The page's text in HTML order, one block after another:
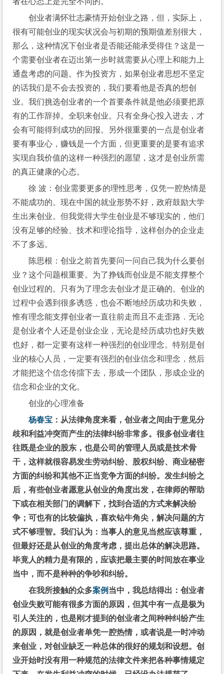
创业者满怀壮志豪情开始创业之路，但，实际上，
很有可能创业的现实状况会与初期的预期值差别很大，
那么，这种情况下创业者是否能还能承受得住？这是一
个需要创业者在迈出第一步时就需要从心理上和能力上
通盘考虑的问题。作为投资方，如果创业者思想不坚定
的话我们是不会去投资的，我们要看他是否真的想创
业。我们挑选创业者的一个首要条件就是他必须要把原
有的工作辞掉。全职来创业。只有全身心投入进去，才
会有可能得到成功的回报。另外很重要的一点是创业者
要有事业心，赚钱是一个方面，但更重要的是要有追求
实现自我价值的这样一种强烈的愿望，这才是创业所需
的真正健康的心态。
徐 波：创业需要更多的理性思考，仅凭一腔热情是
不能成功的。现在中国的就业形势不好，政府鼓励大学
生出来创业。但我觉得大学生创业是不够现实的，他们
没有足够的经验、技术和理论指导，这样创办的企业走
不了多远。
陈思根：创业之前首先要问一问自己我为什么要创
业？这个问题根重要。为了挣钱而创业是不能支撑整个
创业过程的。只有为了理念去创业才是正确的。创业的
过程中会遇到很多诱惑，也会不断地经历成功和失败，
惟有理念能支撑创业者一直往前走而且不走歪路．无论
是创业者个人还是创业企业，无论是经历成功也好失败
也好，都一定要有这样一种强烈的创业理念。特别是创
业的核心人员，一定要有强烈的创业信念和理念，然后
才能把这个信念传擂下去，形成一个团队，形成企业的
信念和企业的文化。
创业的心理准备
杨春宝 ：从法律角度来看，创业者之间由于意见分
歧和利益冲突而产生的法律纠纷非常多。很多创业者往
往既是企业的股东，也是公司的管理人员或是技术骨
干，这样就很容易发生劳动纠纷、股权纠纷、商业秘密
方面的纠纷和其他不正当竞争方面的纠纷。发生纠纷之
后，有些创业者愿意从创业的角度出发，在律师的帮助
下或在相关部门的调解下，找到合适的方式来解决纷
争；可也有的比较偏执，喜欢钻牛角尖，解决问题的方
式不够理智。我们认为：当事人的意见当然应该尊重，
但最好还是从创业的角度考虑，提出总体的解决思路。
毕竟人的精力是有限的，应该把最主要的时间放在事业
当中，而不是种种的争吵和纠纷。
在我所接触的众多案例 当中，我总结得出：创业者
创业失败可能有很多方面的原因，但其中有一点是极为
引人关注的，也是刚才提到的创业者之间种种纠纷产生
的原因，就是创业者单凭一腔热情，或者说是一时冲动
来创业，对创业缺乏一种总体的很好的规划和设想。创
业开始时没有用一种规范的法律文件来把各种事情规定